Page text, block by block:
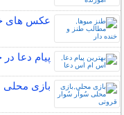
عکس های
پیام دعا
بازی محلی